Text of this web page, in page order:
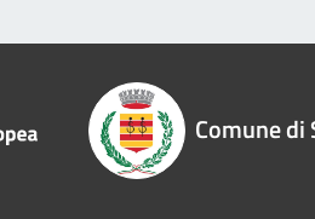
Comune di